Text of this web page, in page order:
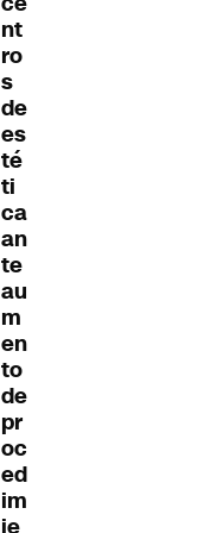
nt
ro
s
de
es
té
ti
ca
an
te
au
m
en
to
de
pr
oc
ed
im